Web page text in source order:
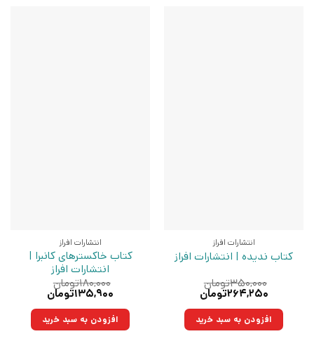
انتشارات افراز
کتاب ندیده | انتشارات افراز
۳۵۰,۰۰۰تومان
قیمت
۳۵۰,۰۰۰تومان
بود.
۲۶۴,۲۵۰تومان
۲۶۴,۲۵۰تومان.افزودن به سبد خرید
انتشارات افراز
کتاب خاکسترهای کانبرا |
انتشارات افراز
۱۸۰,۰۰۰تومان
قیمت
۱۸۰,۰۰۰تومان
بود.
۱۳۵,۹۰۰تومان
۱۳۵,۹۰۰تومان.افزودن به سبد خرید